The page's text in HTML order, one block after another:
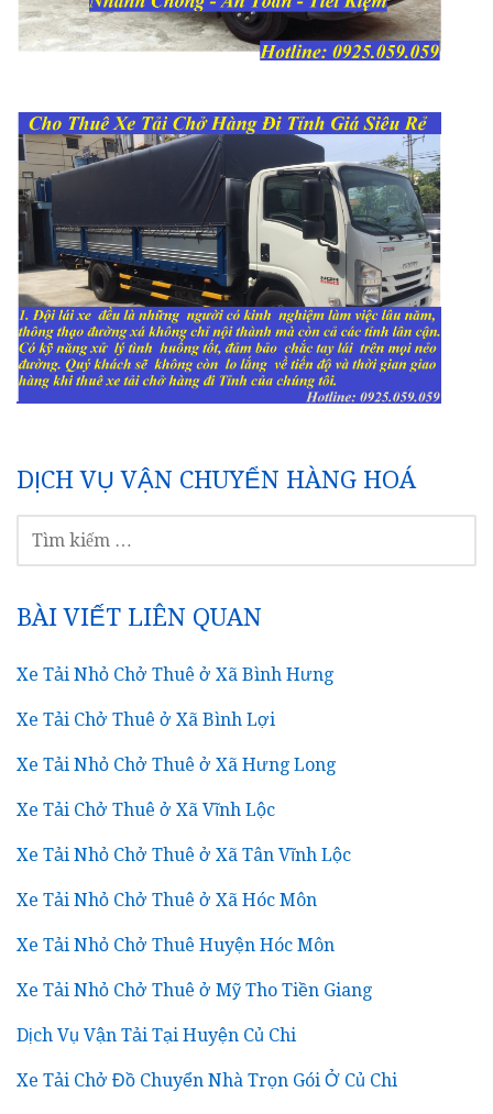
DỊCH VỤ VẬN CHUYỂN HÀNG HOÁ
KIẾM
BÀI VIẾT LIÊN QUAN
Xe Tải Nhỏ Chở Thuê ở Xã Bình Hưng
Xe Tải Chở Thuê ở Xã Bình Lợi
Xe Tải Nhỏ Chở Thuê ở Xã Hưng Long
Xe Tải Chở Thuê ở Xã Vĩnh Lộc
Xe Tải Nhỏ Chở Thuê ở Xã Tân Vĩnh Lộc
Xe Tải Nhỏ Chở Thuê ở Xã Hóc Môn
Xe Tải Nhỏ Chở Thuê Huyện Hóc Môn
Xe Tải Nhỏ Chở Thuê ở Mỹ Tho Tiền Giang
Dịch Vụ Vận Tải Tại Huyện Củ Chi
Xe Tải Chở Đồ Chuyển Nhà Trọn Gói Ở Củ Chi